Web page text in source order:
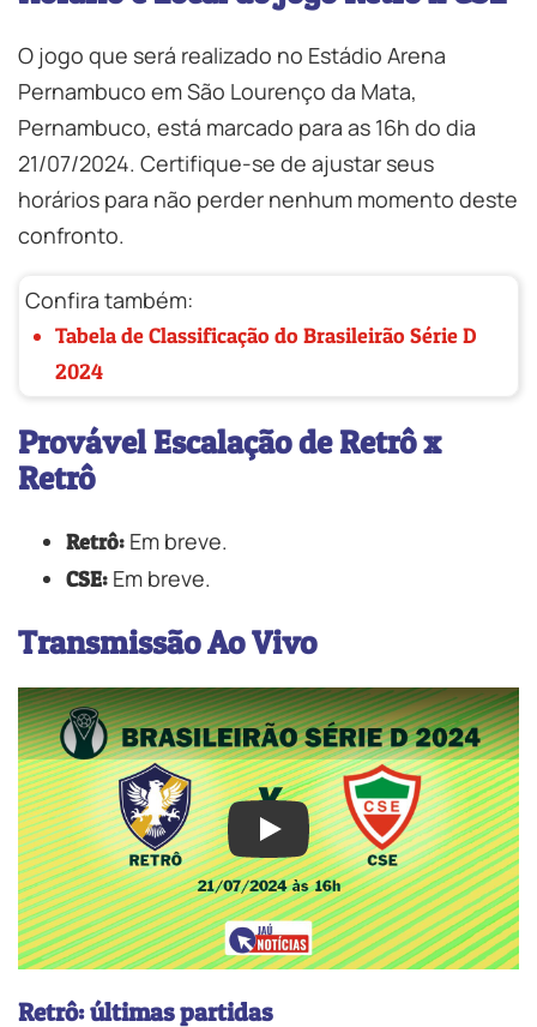
O jogo que será realizado no Estádio Arena
Pernambuco em São Lourenço da Mata,
Pernambuco, está marcado para as 16h do dia
21/07/2024. Certifique-se de ajustar seus
horários para não perder nenhum momento deste
confronto.
Confira também:
Tabela de Classificação do Brasileirão Série D
2024
Provável Escalação de Retrô x
Retrô
Retrô: Em breve.
CSE: Em breve.
Transmissão Ao Vivo
Play
Retrô: últimas partidas